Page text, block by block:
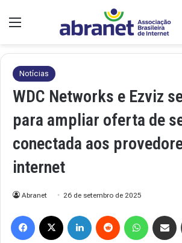
Notícias
WDC Networks e Ezviz
para ampliar oferta de
conectada aos
internet
Abranet 26 de setembro de 2025